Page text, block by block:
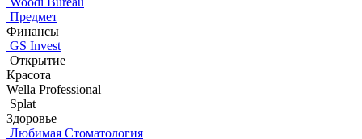
Предмет
Финансы
GS Invest
Открытие
Красота
Wella Professional
Splat
Здоровье
Любимая Стоматология